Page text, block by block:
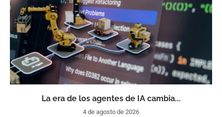
La era de los agentes de IA cambia...
4 de agosto de 2026